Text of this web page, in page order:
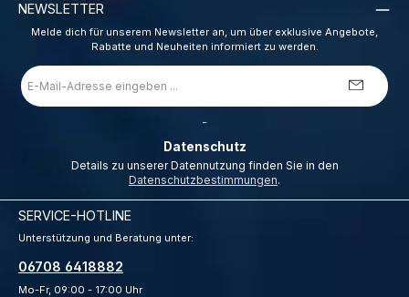
NEWSLETTER
Melde dich für unserem Newsletter an, um über exklusive Angebote,
Rabatte und Neuheiten informiert zu werden.
E-
Mail-
Adresse
Datenschutz
Datenschutzbestimmungen.
SERVICE-HOTLINE
Unterstützung und Beratung unter:
06708 6418882
Mo-Fr, 09:00 - 17:00 Uhr